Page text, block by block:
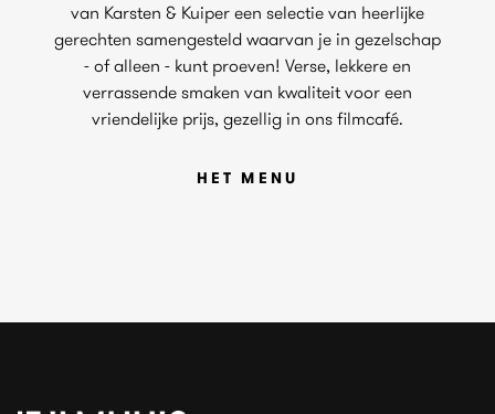
van Karsten & Kuiper een selectie van heerlijke
gerechten samengesteld waarvan je in gezelschap
- of alleen - kunt proeven! Verse, lekkere en
verrassende smaken van kwaliteit voor een
vriendelijke prijs, gezellig in ons filmcafé.
HET MENU